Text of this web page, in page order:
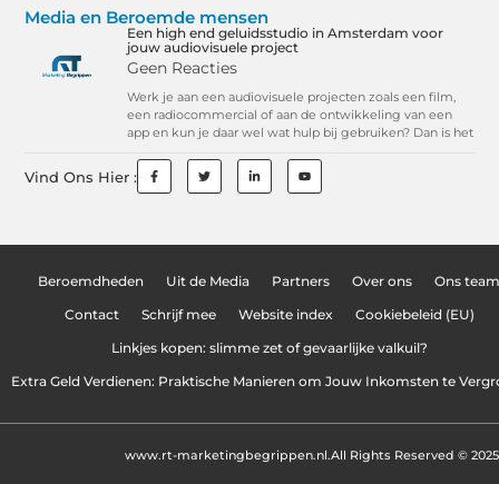
Media en Beroemde mensen
Een high end geluidsstudio in Amsterdam voor
jouw audiovisuele project
Geen Reacties
Werk je aan een audiovisuele projecten zoals een film,
een radiocommercial of aan de ontwikkeling van een
app en kun je daar wel wat hulp bij gebruiken? Dan is het
Vind Ons Hier :
Beroemdheden Uit de Media Partners Over ons Ons team
Contact Schrijf mee Website index Cookiebeleid (EU)
Linkjes kopen: slimme zet of gevaarlijke valkuil?
Extra Geld Verdienen: Praktische Manieren om Jouw Inkomsten te
All Rights Reserved © 2025
www.rt-marketingbegrippen.nl.